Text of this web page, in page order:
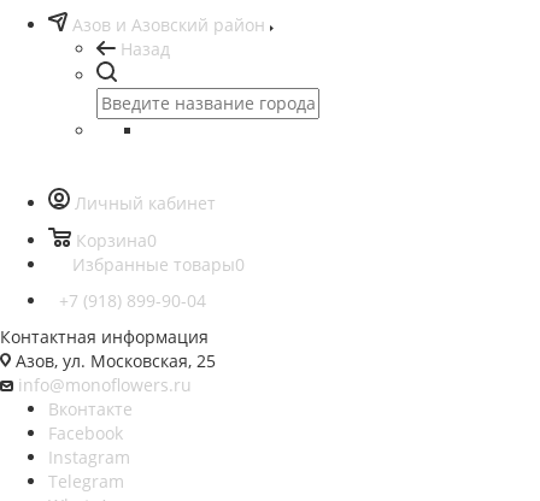
Азов и Азовский район
Назад
Личный кабинет
Корзина0
Избранные товары0
+7 (918) 899-90-04
Контактная информация
Азов, ул. Московская, 25
info@monoflowers.ru
Вконтакте
Facebook
Instagram
Telegram